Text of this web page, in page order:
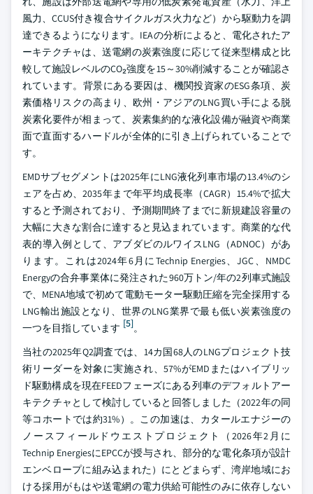
風力、CCUS付き複合サイクルガス火力など）から駆動力を調
達できるようになります。IEAの分析によると、電化されたア
ーキテクチャは、送電網の炭素強度に応じて従来型構成と比
較して施設レベルのCO₂強度を15～30%削減することが確認さ
れています。背景にある要因は、機関投資家のESG条項、炭
素価格リスクの高まり、欧州・アジアのLNG買い手による脱
炭素化要件が相まって、炭素集約的な液化設備が融資や商業
面で直面するハードルが全体的に引き上げられていることで
す。
EMDサブセグメントは2025年にLNG液化列車市場の13.4%のシ
ェアを占め、2035年まで年平均成長率（CAGR）15.4%で拡大
すると予測されており、予測期間終了までに新規建設容量の
大幅に大きな割合に達すると見込まれています。商業的な代
表的導入例として、アブダビのルワイスLNG（ADNOC）があ
ります。これは2024年6月にTechnip Energies、JGC、NMDC
Energyの合弁事業体に発注された960万トン/年の2列車式施設
で、MENA地域で初めて電動モーター駆動圧縮を完全採用する
LNG輸出施設となり、世界のLNG業界で最も低い炭素強度の
一つを目指しています [5]。
当社の2025年Q2調査では、14カ国68人のLNGプロジェクト技
術リーダーを対象に実施され、57%がEMDまたはハイブリッ
ド駆動構成を現在FEEDフェーズにある列車のデフォルトアー
キテクチャとして検討していると回答しました（2022年の同
等コホートでは約31%）。この加速は、カタールエナジーの
ノースフィールドウエストプロジェクト（2026年2月に
Technip EnergiesにEPCCが授与され、部分的な電化条項が設計
エンベロープに組み込まれた）にとどまらず、湾岸地域にお
ける採用がもはや送電網の電力供給可能性のみに依存しない